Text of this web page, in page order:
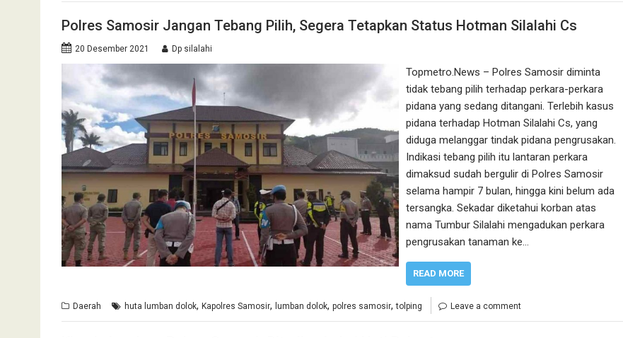
Polres Samosir Jangan Tebang Pilih, Segera Tetapkan Status Hotman Silalahi Cs
20 Desember 2021 Dp silalahi
Topmetro.News – Polres Samosir diminta
tidak tebang pilih terhadap perkara-perkara
pidana yang sedang ditangani. Terlebih kasus
pidana terhadap Hotman Silalahi Cs, yang
diduga melanggar tindak pidana pengrusakan.
Indikasi tebang pilih itu lantaran perkara
dimaksud sudah bergulir di Polres Samosir
selama hampir 7 bulan, hingga kini belum ada
tersangka. Sekadar diketahui korban atas
nama Tumbur Silalahi mengadukan perkara
pengrusakan tanaman ke…
READ MORE
Daerah huta lumban dolok, Kapolres Samosir, lumban dolok, polres samosir,tolping Leave a comment